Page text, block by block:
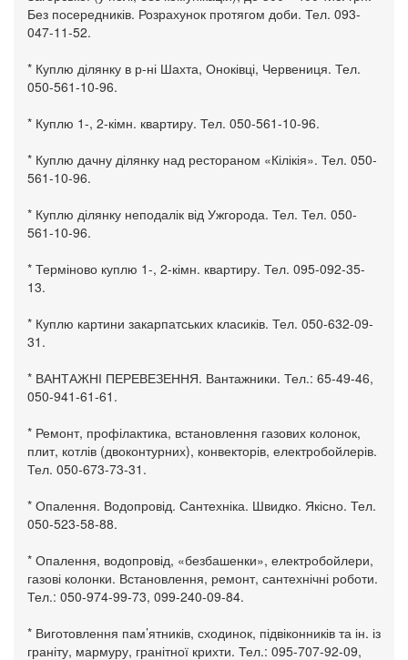
Без посередників. Розрахунок протягом доби. Тел. 093-
047-11-52.
* Куплю ділянку в р-ні Шахта, Оноківці, Червениця. Тел.
050-561-10-96.
* Куплю 1-, 2-кімн. квартиру. Тел. 050-561-10-96.
* Куплю дачну ділянку над рестораном «Кілікія». Тел. 050-
561-10-96.
* Куплю ділянку неподалік від Ужгорода. Тел. Тел. 050-
561-10-96.
* Терміново куплю 1-, 2-кімн. квартиру. Тел. 095-092-35-
13.
* Куплю картини закарпатських класиків. Тел. 050-632-09-
31.
* ВАНТАЖНІ ПЕРЕВЕЗЕННЯ. Вантажники. Тел.: 65-49-46,
050-941-61-61.
* Ремонт, профілактика, встановлення газових колонок,
плит, котлів (двоконтурних), конвекторів, електробойлерів.
Тел. 050-673-73-31.
* Опалення. Водопровід. Сантехніка. Швидко. Якісно. Тел.
050-523-58-88.
* Опалення, водопровід, «безбашенки», електробойлери,
газові колонки. Встановлення, ремонт, сантехнічні роботи.
Тел.: 050-974-99-73, 099-240-09-84.
* Виготовлення пам’ятників, сходинок, підвіконників та ін. із
граніту, мармуру, гранітної крихти. Тел.: 095-707-92-09,